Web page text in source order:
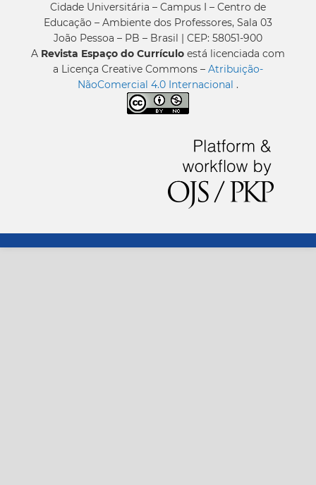
Cidade Universitária – Campus I – Centro de
Educação – Ambiente dos Professores, Sala 03
João Pessoa – PB – Brasil | CEP: 58051-900
A Revista Espaço do Currículo está licenciada com
a Licença Creative Commons – Atribuição-
NãoComercial 4.0 Internacional .